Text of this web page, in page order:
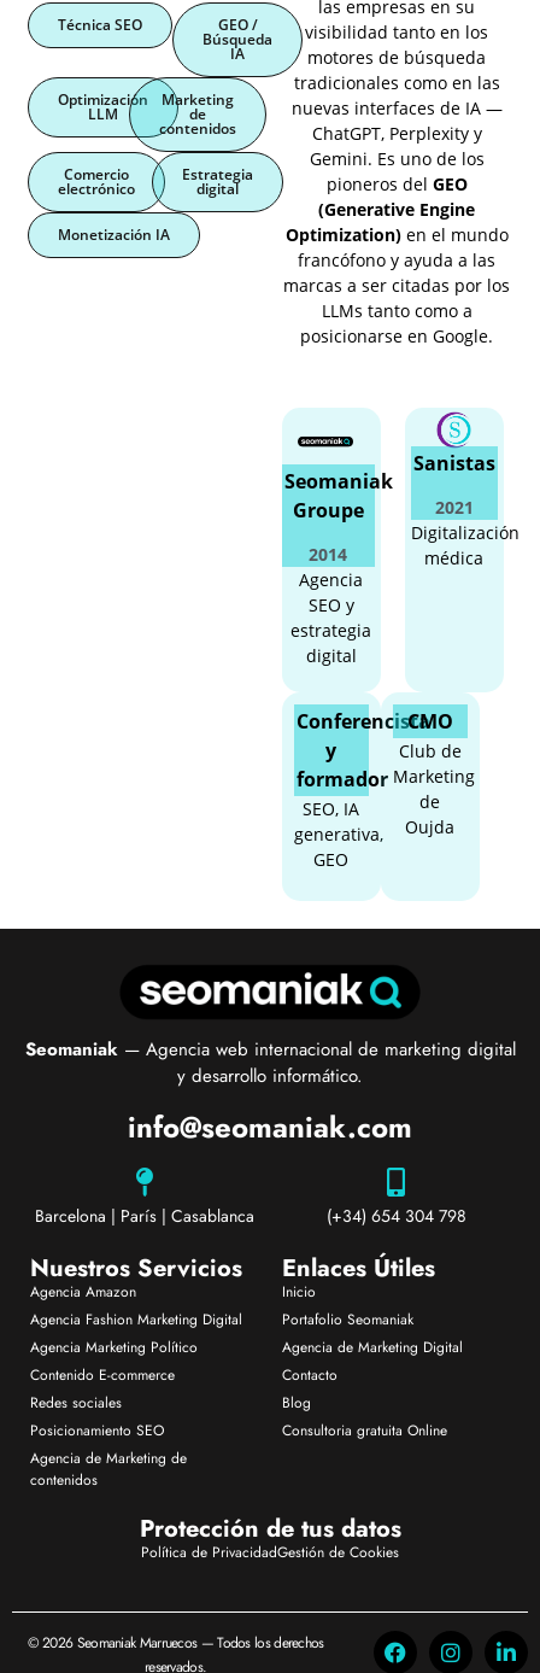
Técnica SEO GEO /
Búsqueda
IA
Optimización
LLM
Marketing
de
contenidos
Comercio
electrónico
Estrategia
digital
Monetización IA
las empresas en su
visibilidad tanto en los
motores de búsqueda
tradicionales como en las
nuevas interfaces de IA —
ChatGPT, Perplexity y
Gemini. Es uno de los
pioneros del GEO
(Generative Engine
Optimization)en el mundo
francófono y ayuda a las
marcas a ser citadas por los
LLMs tanto como a
posicionarse en Google.
Seomaniak
Groupe
2014
Agencia
SEO y
estrategia
digital
Sanistas
2021
Digitalización
médica
Conferencista
y
formador
SEO, IA
generativa,
GEO
CMO
Club de
Marketing
de
Oujda
Seomaniak— Agencia web internacional de marketing digital
y desarrollo informático.
info@seomaniak.com
Barcelona | París | Casablanca (+34) 654 304 798
Nuestros Servicios
Agencia Amazon
Agencia Fashion Marketing Digital
Agencia Marketing Político
Contenido E-commerce
Redes sociales
Posicionamiento SEO
Agencia de Marketing de
contenidos
Enlaces Útiles
Inicio
Portafolio Seomaniak
Agencia de Marketing Digital
Contacto
Blog
Consultoria gratuita Online
Protección de tus datos
Política de PrivacidadGestión de Cookies
© 2026 Seomaniak Marruecos — Todos los derechos
reservados.